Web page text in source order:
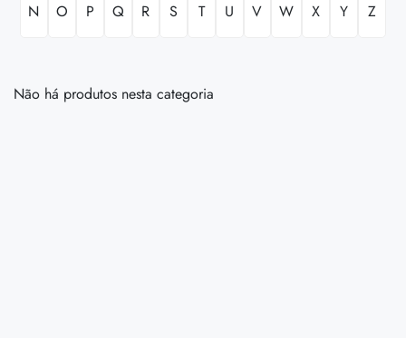
N O P Q R S T U V W X Y Z
Não há produtos nesta categoria